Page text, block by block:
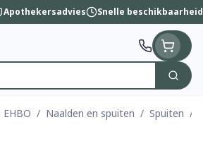
Apothekersadvies Snelle beschikbaarheid
Zoek
/ Naalden en spuiten / Spuiten /